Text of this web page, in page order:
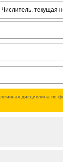
Числитель, текущая
дисциплина по